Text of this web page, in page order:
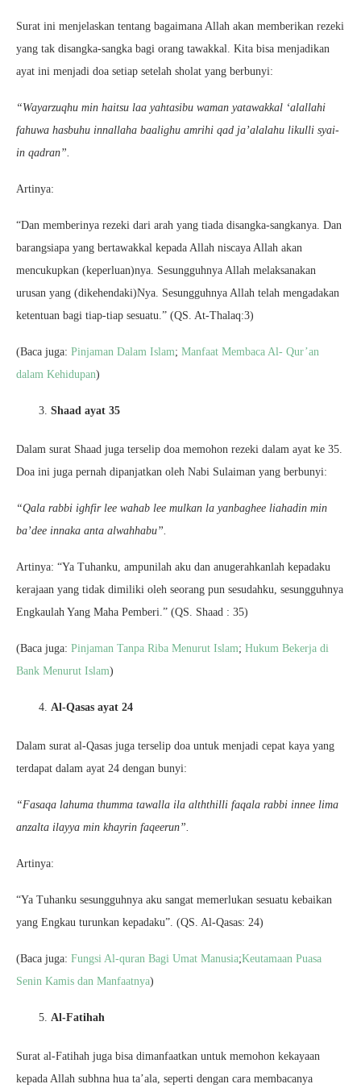
Surat ini menjelaskan tentang bagaimana Allah akan memberikan rezeki
yang tak disangka-sangka bagi orang tawakkal. Kita bisa menjadikan
ayat ini menjadi doa setiap setelah sholat yang berbunyi:
“Wayarzuqhu min haitsu laa yahtasibu waman yatawakkal ‘alallahi
fahuwa hasbuhu innallaha baalighu amrihi qad ja’alalahu likulli syai-
in qadran”.
Artinya:
“Dan memberinya rezeki dari arah yang tiada disangka-sangkanya. Dan
barangsiapa yang bertawakkal kepada Allah niscaya Allah akan
mencukupkan (keperluan)nya. Sesungguhnya Allah melaksanakan
urusan yang (dikehendaki)Nya. Sesungguhnya Allah telah mengadakan
ketentuan bagi tiap-tiap sesuatu.” (QS. At-Thalaq:3)
(Baca juga: Pinjaman Dalam Islam; Manfaat Membaca Al- Qur’an
dalam Kehidupan)
Shaad ayat 35
Dalam surat Shaad juga terselip doa memohon rezeki dalam ayat ke 35.
Doa ini juga pernah dipanjatkan oleh Nabi Sulaiman yang berbunyi:
“Qala rabbi ighfir lee wahab lee mulkan la yanbaghee liahadin min
ba’dee innaka anta alwahhabu”.
Artinya: “Ya Tuhanku, ampunilah aku dan anugerahkanlah kepadaku
kerajaan yang tidak dimiliki oleh seorang pun sesudahku, sesungguhnya
Engkaulah Yang Maha Pemberi.” (QS. Shaad : 35)
(Baca juga: Pinjaman Tanpa Riba Menurut Islam; Hukum Bekerja di
Bank Menurut Islam)
Al-Qasas ayat 24
Dalam surat al-Qasas juga terselip doa untuk menjadi cepat kaya yang
terdapat dalam ayat 24 dengan bunyi:
“Fasaqa lahuma thumma tawalla ila alththilli faqala rabbi innee lima
anzalta ilayya min khayrin faqeerun”.
Artinya:
“Ya Tuhanku sesungguhnya aku sangat memerlukan sesuatu kebaikan
yang Engkau turunkan kepadaku”. (QS. Al-Qasas: 24)
(Baca juga: Fungsi Al-quran Bagi Umat Manusia;Keutamaan Puasa
Senin Kamis dan Manfaatnya)
Al-Fatihah
Surat al-Fatihah juga bisa dimanfaatkan untuk memohon kekayaan
kepada Allah subhna hua ta’ala, seperti dengan cara membacanya